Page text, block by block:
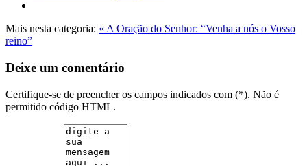
Mais nesta categoria: « A Oração do Senhor: “Venha a nós o Vosso
reino”
Deixe um comentário
Certifique-se de preencher os campos indicados com (*). Não é
permitido código HTML.